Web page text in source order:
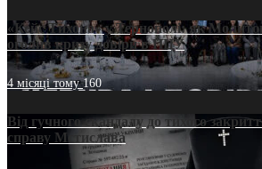
«Кейс Тихона» у Тернополі: як
оголив кризу довіри в ПЦУ
4 місяці тому160
Від гучного скандалу до тихого
справу Мстислава